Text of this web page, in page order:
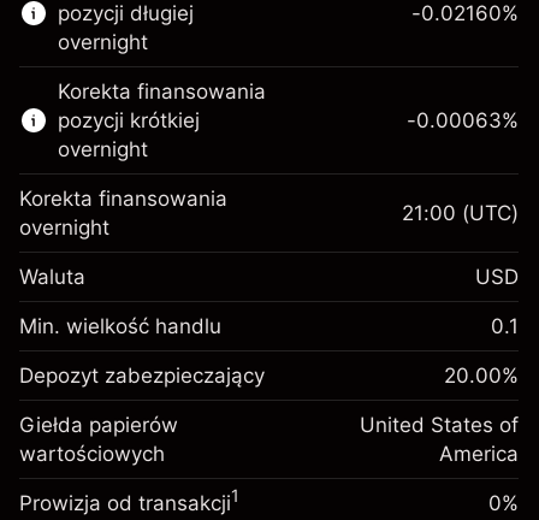
Więcej informacji:
Kontrakty CFD
Opcje knock-out
pozycji długiej
overnight
Depozyt
zabezpieczający. Twoja
inwestycja
$1,000.00
Opłata overnight za
utrzymanie pozycji
Opłaty od pełnej wartości
pozycji
-0.021596
%
(-$1.08)
Rozmiar transakcji z dźwignią ~
$5,000.00
Środki z dźwigni ~$4,000.00
-0.02160%
Korekta finansowania
pozycji krótkiej
overnight
Depozyt
zabezpieczający. Twoja
inwestycja
$1,000.00
Opłata overnight za
utrzymanie pozycji
Opłaty od pełnej wartości
-0.000626
%
-0.00063%
Korekta finansowania
overnight
21:00 (UTC)
Waluta USD
Min. wielkość handlu 0.1
Depozyt zabezpieczający 20.00%
Giełda papierów
wartościowych
United States of
America
Prowizja od transakcji1 0%